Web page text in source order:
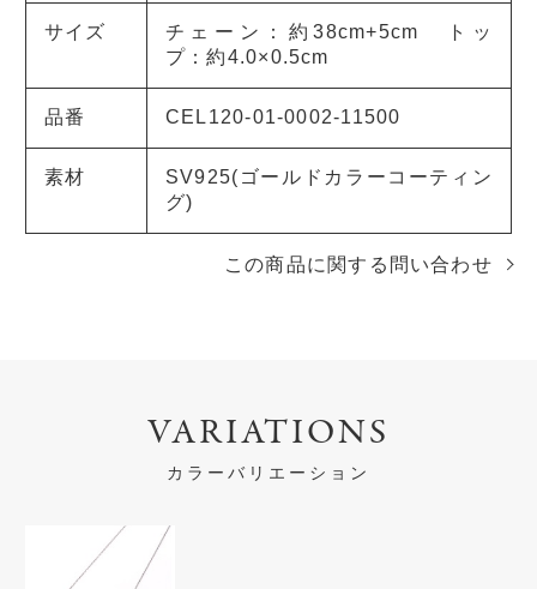
サイズ
チェーン：約38cm+5cm トッ
プ：約4.0×0.5cm
品番 CEL120-01-0002-11500
素材
SV925(ゴールドカラーコーティン
グ)
この商品に関する問い合わせ
VARIATIONS
カラーバリエーション